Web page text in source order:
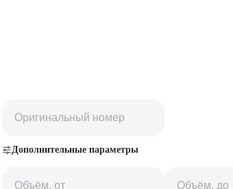
Дополнительные параметры